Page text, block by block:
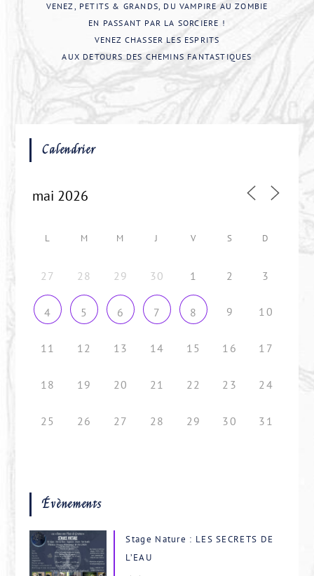
VENEZ, PETITS & GRANDS, DU VAMPIRE AU ZOMBIE
EN PASSANT PAR LA SORCIERE !
VENEZ CHASSER LES ESPRITS
AUX DETOURS DES CHEMINS FANTASTIQUES
Calendrier
L M M J V S D
27 28 29 30 1 2 3
4 5 6 7 8 9 10
11 12 13 14 15 16 17
18 19 20 21 22 23 24
25 26 27 28 29 30 31
Évènements
Stage Nature : LES SECRETS DE
L’EAU